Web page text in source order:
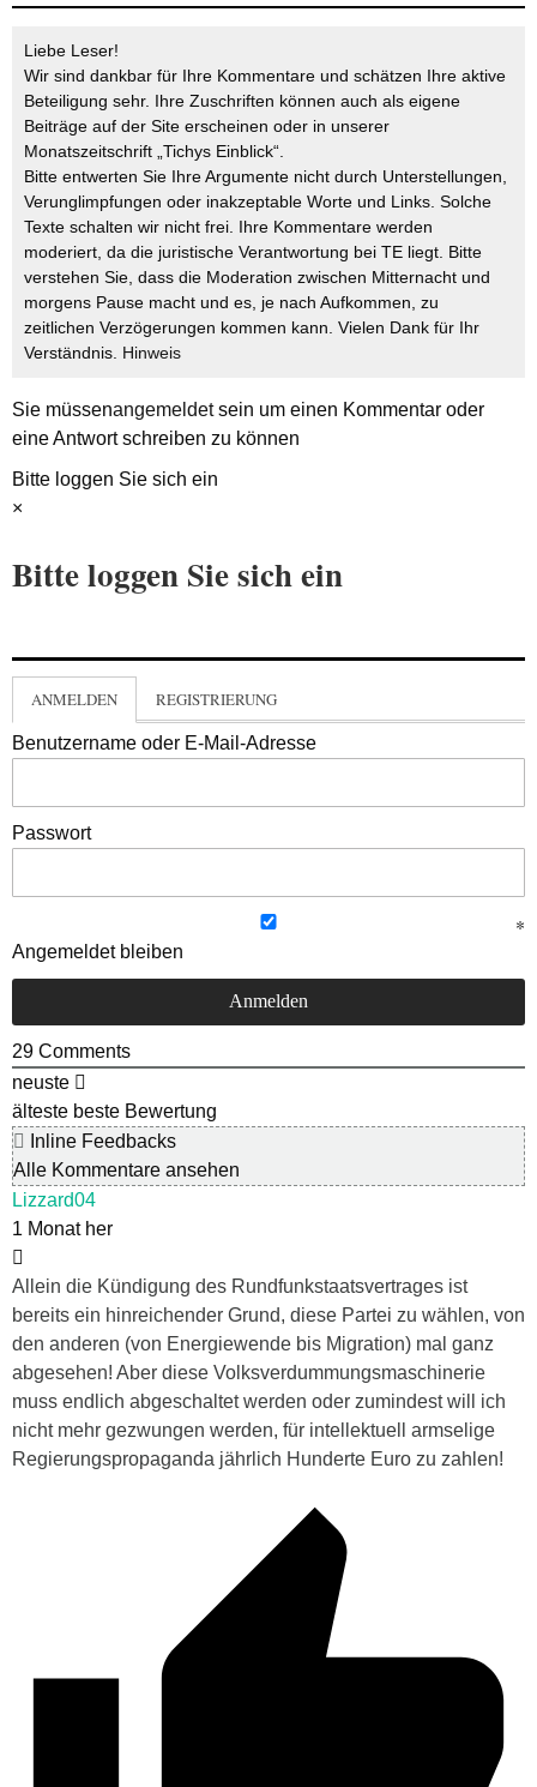
Liebe Leser!
Wir sind dankbar für Ihre Kommentare und schätzen Ihre aktive
Beteiligung sehr. Ihre Zuschriften können auch als eigene
Beiträge auf der Site erscheinen oder in unserer
Monatszeitschrift „Tichys Einblick“.
Bitte entwerten Sie Ihre Argumente nicht durch Unterstellungen,
Verunglimpfungen oder inakzeptable Worte und Links. Solche
Texte schalten wir nicht frei. Ihre Kommentare werden
moderiert, da die juristische Verantwortung bei TE liegt. Bitte
verstehen Sie, dass die Moderation zwischen Mitternacht und
morgens Pause macht und es, je nach Aufkommen, zu
zeitlichen Verzögerungen kommen kann. Vielen Dank für Ihr
Verständnis. Hinweis
Sie müssenangemeldetsein um einen Kommentar oder
eine Antwort schreiben zu können
Bitte loggen Sie sich ein
×
Bitte loggen Sie sich ein
ANMELDEN REGISTRIERUNG
Benutzername oder E-Mail-Adresse
Passwort
Angemeldet bleiben
29 Comments
neuste
älteste beste Bewertung
Inline Feedbacks
Alle Kommentare ansehen
Lizzard04
1 Monat her
Allein die Kündigung des Rundfunkstaatsvertrages ist
bereits ein hinreichender Grund, diese Partei zu wählen, von
den anderen (von Energiewende bis Migration) mal ganz
abgesehen! Aber diese Volksverdummungsmaschinerie
muss endlich abgeschaltet werden oder zumindest will ich
nicht mehr gezwungen werden, für intellektuell armselige
Regierungspropaganda jährlich Hunderte Euro zu zahlen!